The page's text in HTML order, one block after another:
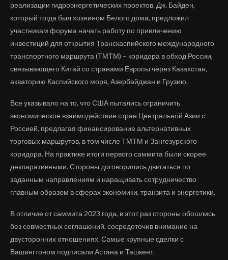
реализации гидроэнергетических проектов. Дж. Байден,
который тогда был хозяином Белого дома, предложил
участникам форума начать работу по привлечению
инвестиций для открытия Транскаспийского международного
транспортного маршрута (ТМТМ) – коридора в обход России,
связывающего Китай со странами Европы через Казахстан,
акваторию Каспийского моря, Азербайджан и Грузию.
Все указывало на то, что США пытались ограничить
экономическое взаимодействие стран Центральной Азии с
Россией, предлагая финансирование альтернативных
торговых маршрутов, в том числе ТМТМ и Зангезурского
коридора. На практике итоги первого саммита были скорее
декларативными. Стороны договорились двигаться по
заданным направлениям и наращивать сотрудничество
главным образом в сферах экономики, транзита и энергетики.
В отличие от саммита 2023 года, в этот раз стороны обошлись
без совместных соглашений, сосредоточив внимание на
двусторонних отношениях. Самые крупные сделки с
Вашингтоном подписали Астана и Ташкент.